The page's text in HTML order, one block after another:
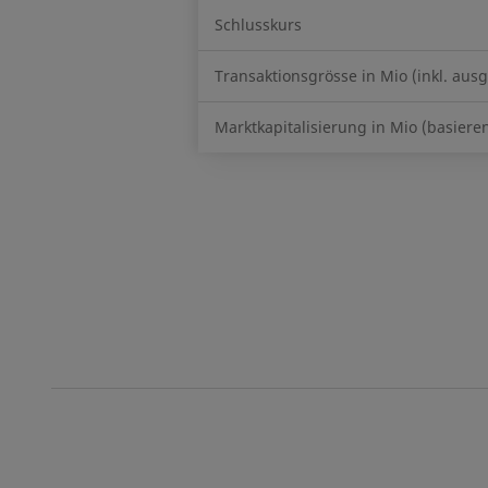
Schlusskurs
Transaktionsgrösse in Mio (inkl.
Marktkapitalisierung in Mio